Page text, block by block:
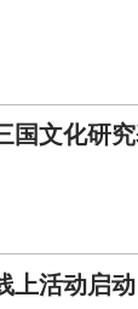
国文化研
上活动启